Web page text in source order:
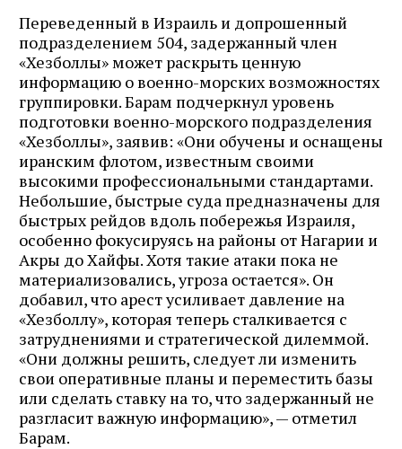
Переведенный в Израиль и допрошенный
подразделением 504, задержанный член
«Хезболлы» может раскрыть ценную
информацию о военно-морских возможностях
группировки. Барам подчеркнул уровень
подготовки военно-морского подразделения
«Хезболлы», заявив: «Они обучены и оснащены
иранским флотом, известным своими
высокими профессиональными стандартами.
Небольшие, быстрые суда предназначены для
быстрых рейдов вдоль побережья Израиля,
особенно фокусируясь на районы от Нагарии и
Акры до Хайфы. Хотя такие атаки пока не
материализовались, угроза остается». Он
добавил, что арест усиливает давление на
«Хезболлу», которая теперь сталкивается с
затруднениями и стратегической дилеммой.
«Они должны решить, следует ли изменить
свои оперативные планы и переместить базы
или сделать ставку на то, что задержанный не
разгласит важную информацию», — отметил
Барам.